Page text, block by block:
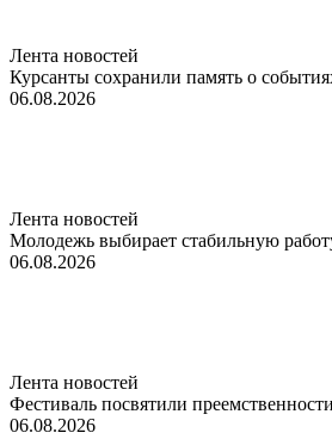
Лента новостей
Курсанты сохранили память о
06.08.2026
Лента новостей
Молодежь выбирает стабильную
06.08.2026
Лента новостей
Фестиваль посвятили
06.08.2026